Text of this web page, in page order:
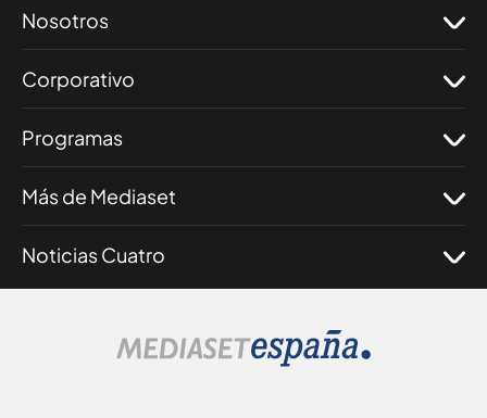
Nosotros
Corporativo
Programas
Más de Mediaset
Noticias Cuatro